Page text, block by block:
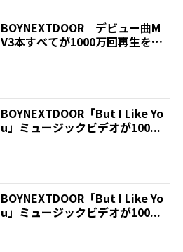
BOYNEXTDOOR デビュー曲M
V3本すべてが1000万回再生を突
BOYNEXTDOOR「But I Like Yo
u」ミュージックビデオが100...
BOYNEXTDOOR「But I Like Yo
u」ミュージックビデオが100...